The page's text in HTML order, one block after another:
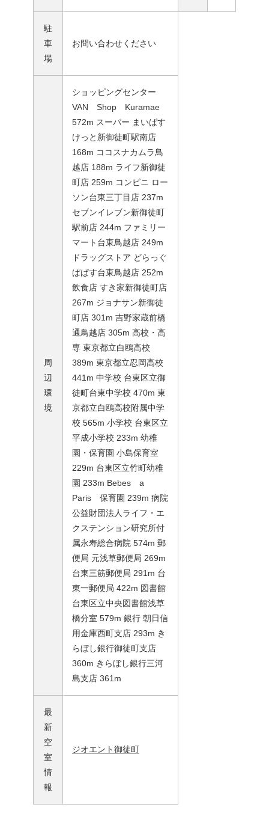
駐
車
場
お問い合わせください
周
辺
環
境
ショッピングセンター
VAN Shop Kuramae
572m スーパー まいばす
けっと新御徒町駅南店
168m ココスナカムラ鳥
越店 188m ライフ新御徒
町店 259m コンビニ ロー
ソン台東三丁目店 237m
セブンイレブン新御徒町
駅前店 244m ファミリー
マート台東鳥越店 249m
ドラッグストア どらっぐ
ぱぱす台東鳥越店 252m
飲食店 すき家新御徒町店
267m ジョナサン新御徒
町店 301m 吉野家蔵前橋
通鳥越店 305m 高校・高
専 東京都立白鴎高校
389m 東京都立忍岡高校
441m 中学校 台東区立御
徒町台東中学校 470m 東
京都立白鴎高校附属中学
校 565m 小学校 台東区立
平成小学校 233m 幼稚
園・保育園 小島保育室
229m 台東区立竹町幼稚
園 233m Bebes a
Paris 保育園 239m 病院
公益財団法人ライフ・エ
クステンション研究所付
属永寿総合病院 574m 郵
便局 元浅草郵便局 269m
台東三筋郵便局 291m 台
東一郵便局 422m 図書館
台東区立中央図書館浅草
橋分室 579m 銀行 朝日信
用金庫西町支店 293m き
らぼし銀行御徒町支店
360m きらぼし銀行三河
島支店 361m
最
新
空
室
情
報
ジオエント御徒町